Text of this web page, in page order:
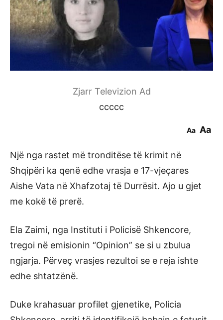
Zjarr Televizion Ad
ccccc
Aa Aa
Një nga rastet më tronditëse të krimit në
Shqipëri ka qenë edhe vrasja e 17-vjeçares
Aishe Vata në Xhafzotaj të Durrësit. Ajo u gjet
me kokë të prerë.
Ela Zaimi, nga Instituti i Policisë Shkencore,
tregoi në emisionin “Opinion” se si u zbulua
ngjarja. Përveç vrasjes rezultoi se e reja ishte
edhe shtatzënë.
Duke krahasuar profilet gjenetike, Policia